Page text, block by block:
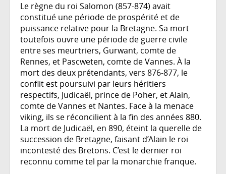
Le règne du roi Salomon (857-874) avait
constitué une période de prospérité et de
puissance relative pour la Bretagne. Sa mort
toutefois ouvre une période de guerre civile
entre ses meurtriers, Gurwant, comte de
Rennes, et Pascweten, comte de Vannes. À la
mort des deux prétendants, vers 876-877, le
conflit est poursuivi par leurs héritiers
respectifs, Judicaël, prince de Poher, et Alain,
comte de Vannes et Nantes. Face à la menace
viking, ils se réconcilient à la fin des années 880.
La mort de Judicaël, en 890, éteint la querelle de
succession de Bretagne, faisant d’Alain le roi
incontesté des Bretons. C’est le dernier roi
reconnu comme tel par la monarchie franque.